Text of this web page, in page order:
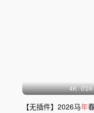
4K 0'24
【无插件】2026马年